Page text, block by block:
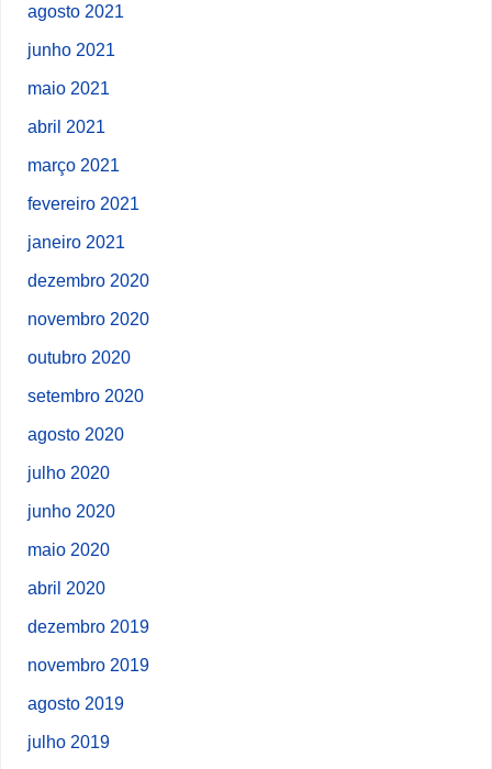
agosto 2021
junho 2021
maio 2021
abril 2021
março 2021
fevereiro 2021
janeiro 2021
dezembro 2020
novembro 2020
outubro 2020
setembro 2020
agosto 2020
julho 2020
junho 2020
maio 2020
abril 2020
dezembro 2019
novembro 2019
agosto 2019
julho 2019